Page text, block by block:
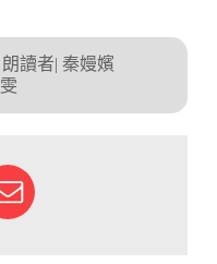
朗讀者| 秦嫚嬪